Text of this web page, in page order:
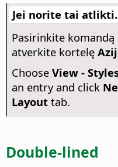
Jei norite tai
Pasirinkite komandą
atverkite kortelę
Choose View -
an entry and click
Layouttab.
Double-lined